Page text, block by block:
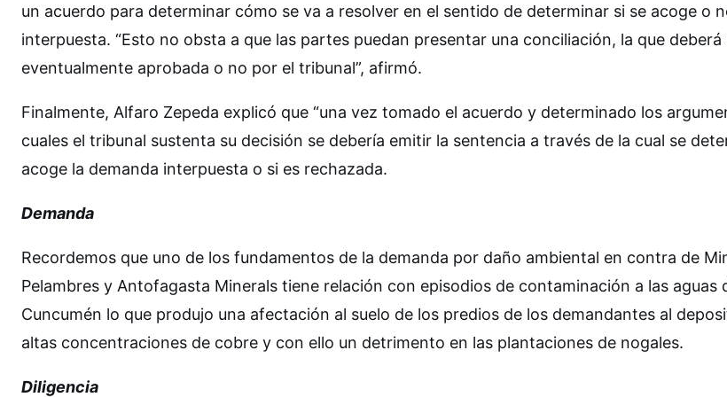
un acuerdo para determinar cómo se va a resolver en el sentido de determinar si se acoge o
interpuesta. “Esto no obsta a que las partes puedan presentar una conciliación, la que
eventualmente aprobada o no por el tribunal”, afirmó.
Finalmente, Alfaro Zepeda explicó que “una vez tomado el acuerdo y determinado los
cuales el tribunal sustenta su decisión se debería emitir la sentencia a través de la cual se
acoge la demanda interpuesta o si es rechazada.
Demanda
Recordemos que uno de los fundamentos de la demanda por daño ambiental en contra de
Pelambres y Antofagasta Minerals tiene relación con episodios de contaminación a las aguas
Cuncumén lo que produjo una afectación al suelo de los predios de los demandantes al
altas concentraciones de cobre y con ello un detrimento en las plantaciones de nogales.
Diligencia